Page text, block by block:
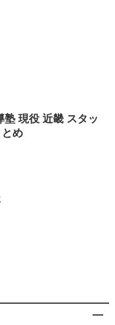
塾 現役 近畿 スタッ
め